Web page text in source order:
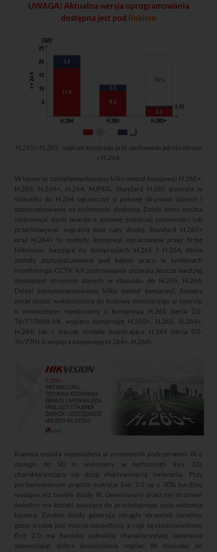
UWAGA! Aktualna wersja oprogramowania
dostępna jest pod linkiem
H.265+/H.265 - większa kompresja przy zachowaniu jakości obrazu
z H.264.
W kamerze zaimplementowano kilka metod kompresji H.265+,
H.265, H.264+, H.264, MJPEG. Standard H.265 pozwala w
stosunku do H.264 ograniczyć o połowę strumień danych i
zapotrzebowanie na pojemność dyskową. Dzięki temu można
zastosować dyski twarde o połowę mniejszej pojemności lub
przechowywać nagrania dwa razy dłużej. Standard H.265+
oraz H.264+ to metody kompresji opracowane przez firmę
Hikvision, bazujące na kompresjach H.265 i H.264, które
zostały zoptymalizowane pod kątem pracy w systemach
monitoringu CCTV. Ich zastosowanie pozwala jeszcze bardziej
zmniejszyć strumień danych w stosunku do H.265, H.264.
Dzięki zaimplementowaniu kilku metod kompresji, kamera
może zostać wykorzystana do budowy monitoringu w oparciu
o nowoczesne rejestratory z kompresją H.265 (seria DS-
76/77/96NI-I/K wspiera kompresję H.265+, H.265, H.264+,
H.264) jak i starsze modele wspierające H.264 (seria DS-
76/77NI-E wspiera kompresję H.264+, H.264) .
Kamera została wyposażona w promiennik podczerwieni IR o
zasięgu do 50 m wykonany w technologii Exir 2.0,
charakteryzujący się dużą efektywnością świecenia. Przy
porównywalnym prądzie matryce Exir 2.0 są o 30% bardziej
wydajne niż zwykłe diody IR. Generowany przez nie strumień
świetlny ma kształt pasujący do prostokątnego pola widzenia
kamery. Zwykłe diody generują okrągły strumień świetlny,
gdzie środek jest mocno oświetlony, a rogi są niedoświetlone.
Exir 2.0 ma bardziej jednolitą charakterystykę świecenia
zapewniając dobre doświetlenie rogów. W stosunku do